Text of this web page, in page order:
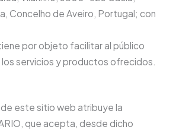
Concelho de Aveiro, Portugal; con
por objeto facilitar al público
servicios y productos ofrecidos.
este sitio web atribuye la
que acepta, desde dicho